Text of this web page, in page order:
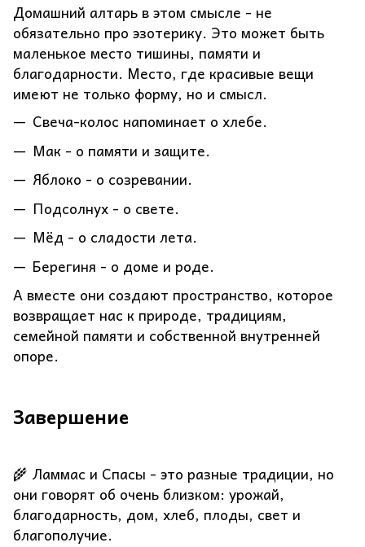
Домашний алтарь в этом смысле - не
обязательно про эзотерику. Это может быть
маленькое место тишины, памяти и
благодарности. Место, где красивые вещи
имеют не только форму, но и смысл.
Свеча-колос напоминает о хлебе.
Мак - о памяти и защите.
Яблоко - о созревании.
Подсолнух - о свете.
Мёд - о сладости лета.
Берегиня - о доме и роде.
А вместе они создают пространство, которое
возвращает нас к природе, традициям,
семейной памяти и собственной внутренней
опоре.
Завершение
🌾 Ламмас и Спасы - это разные традиции, но
они говорят об очень близком: урожай,
благодарность, дом, хлеб, плоды, свет и
благополучие.